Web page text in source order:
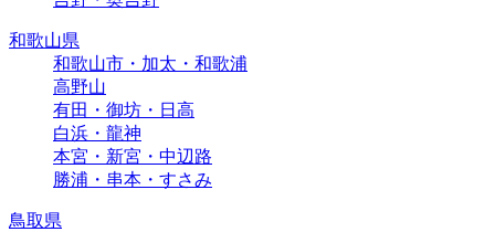
和歌山県
和歌山市・加太・和歌浦
高野山
有田・御坊・日高
白浜・龍神
本宮・新宮・中辺路
勝浦・串本・すさみ
鳥取県